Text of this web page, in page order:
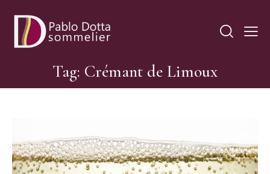
Tag: Crémant de Limoux